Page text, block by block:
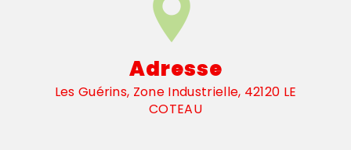
Adresse
Les Guérins, Zone Industrielle, 42120 LE
COTEAU